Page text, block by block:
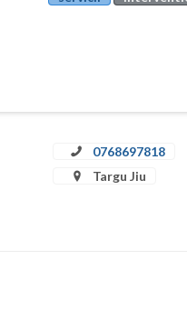
0768697818
Targu Jiu